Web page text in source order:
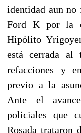
identidad aun no
Ford K por la
Hipólito
está cerrada al
refacciones y
previo a la
Ante el
policiales que
Rosada trataron